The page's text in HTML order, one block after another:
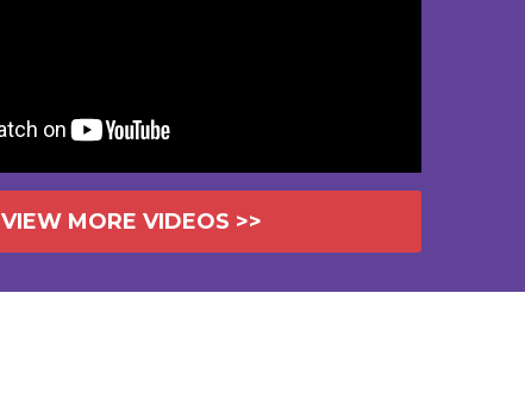
VIEW MORE VIDEOS >>